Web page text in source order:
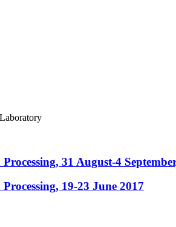
31 August-4
19-23 June 2017